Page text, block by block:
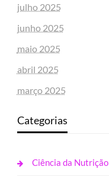
julho 2025
junho 2025
maio 2025
abril 2025
março 2025
Categorias
Ciência da Nutrição